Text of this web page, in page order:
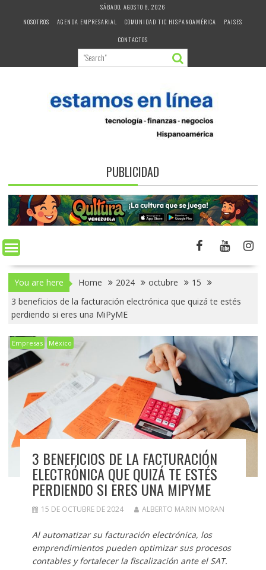
SÁBADO, AGOSTO 8, 2026
NOSOTROS
AGENDA EMPRESARIAL COMUNIDAD TIC HISPANOAMÉRICA
PAISES
CONTACTOS
PUBLICIDAD
You are here Home 2024 octubre
15
3 beneficios de la facturación electrónica que quizá te estés
perdiendo si eres una MiPyME
Empresas México
3 BENEFICIOS DE LA FACTURACIÓN
ELECTRÓNICA QUE QUIZÁ TE ESTÉS
PERDIENDO SI ERES UNA MIPYME
15 DE OCTUBRE DE 2024 ALBERTO MARIN MORAN
Al automatizar su facturación electrónica, los
emprendimientos pueden optimizar sus procesos
contables y fortalecer la fiscalización ante el SAT.